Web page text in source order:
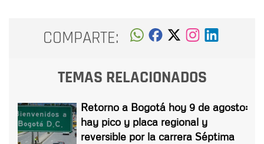
COMPARTE:
TEMAS RELACIONADOS
Retorno a Bogotá hoy 9 de agosto:
hay pico y placa regional y
reversible por la carrera Séptima